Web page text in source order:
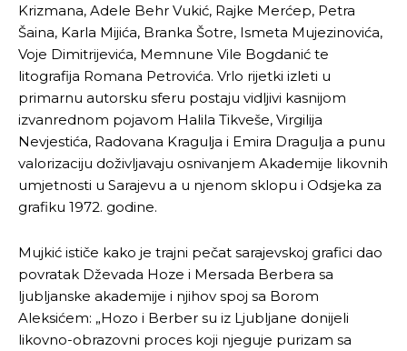
Krizmana, Adele Behr Vukić, Rajke Merćep, Petra
Šaina, Karla Mijića, Branka Šotre, Ismeta Mujezinovića,
Voje Dimitrijevića, Memnune Vile Bogdanić te
litografija Romana Petrovića. Vrlo rijetki izleti u
primarnu autorsku sferu postaju vidljivi kasnijom
izvanrednom pojavom Halila Tikveše, Virgilija
Nevjestića, Radovana Kragulja i Emira Dragulja a punu
valorizaciju doživljavaju osnivanjem Akademije likovnih
umjetnosti u Sarajevu a u njenom sklopu i Odsjeka za
grafiku 1972. godine.
Mujkić ističe kako je trajni pečat sarajevskoj grafici dao
povratak Dževada Hoze i Mersada Berbera sa
ljubljanske akademije i njihov spoj sa Borom
Aleksićem: „Hozo i Berber su iz Ljubljane donijeli
likovno-obrazovni proces koji njeguje purizam sa